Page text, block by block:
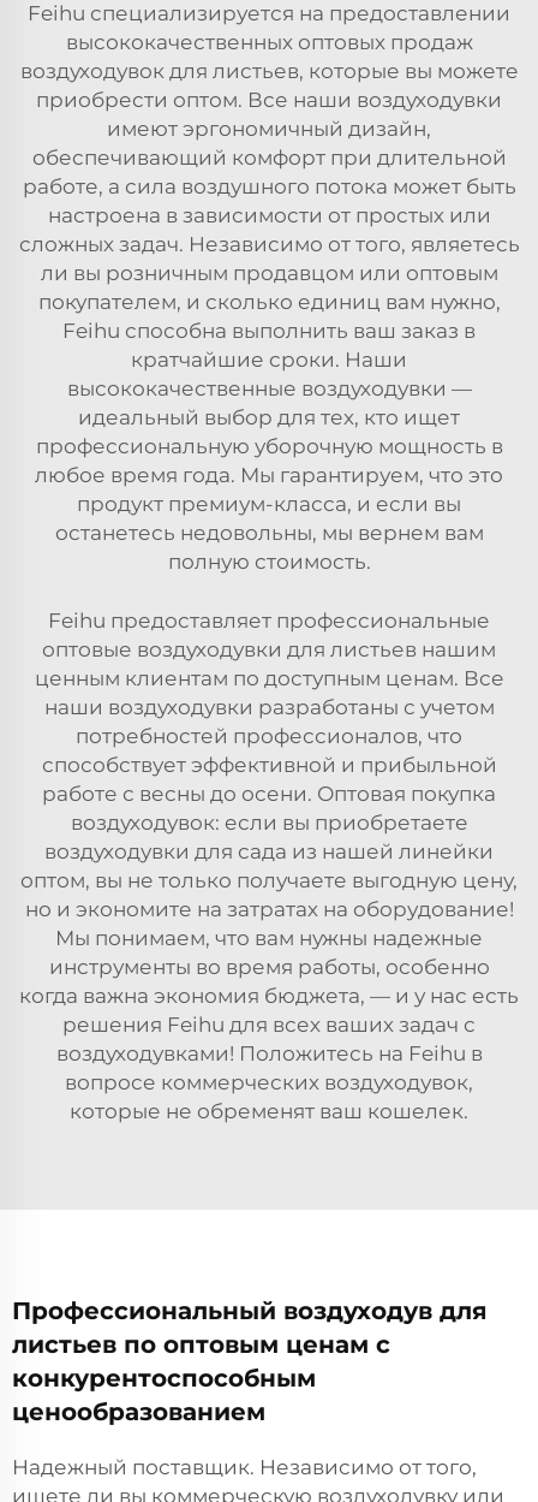
Feihu специализируется на предоставлении
высококачественных оптовых продаж
воздуходувок для листьев, которые вы можете
приобрести оптом. Все наши воздуходувки
имеют эргономичный дизайн,
обеспечивающий комфорт при длительной
работе, а сила воздушного потока может быть
настроена в зависимости от простых или
сложных задач. Независимо от того, являетесь
ли вы розничным продавцом или оптовым
покупателем, и сколько единиц вам нужно,
Feihu способна выполнить ваш заказ в
кратчайшие сроки. Наши
высококачественные воздуходувки —
идеальный выбор для тех, кто ищет
профессиональную уборочную мощность в
любое время года. Мы гарантируем, что это
продукт премиум-класса, и если вы
останетесь недовольны, мы вернем вам
полную стоимость.
Feihu предоставляет профессиональные
оптовые воздуходувки для листьев нашим
ценным клиентам по доступным ценам. Все
наши воздуходувки разработаны с учетом
потребностей профессионалов, что
способствует эффективной и прибыльной
работе с весны до осени. Оптовая покупка
воздуходувок: если вы приобретаете
воздуходувки для сада из нашей линейки
оптом, вы не только получаете выгодную цену,
но и экономите на затратах на оборудование!
Мы понимаем, что вам нужны надежные
инструменты во время работы, особенно
когда важна экономия бюджета, — и у нас есть
решения Feihu для всех ваших задач с
воздуходувками! Положитесь на Feihu в
вопросе коммерческих воздуходувок,
которые не обременят ваш кошелек.
Профессиональный воздуходув для
листьев по оптовым ценам с
конкурентоспособным
ценообразованием
Надежный поставщик. Независимо от того,
ищете ли вы коммерческую воздуходувку или